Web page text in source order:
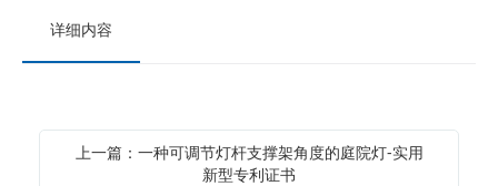
详细内容
上一篇：一种可调节灯杆支撑架角度的庭院灯-实用
新型专利证书